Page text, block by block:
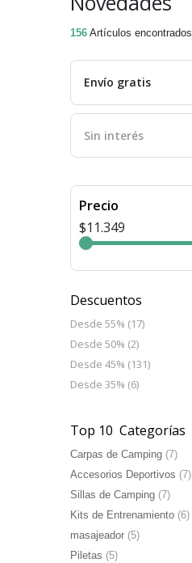
156 Artículos encontrados
Envío gratis
Sin interés
Precio
$11.349
Descuentos
Desde 55% (17)
Desde 50% (2)
Desde 45% (131)
Desde 35% (6)
Top 10 Categorías
Carpas de Camping (7)
Accesorios Deportivos (7)
Sillas de Camping (7)
Kits de Entrenamiento (6)
masajeador (5)
Piletas (5)